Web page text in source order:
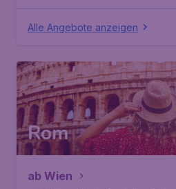
Alle Angebote anzeigen
Rom
ab Wien